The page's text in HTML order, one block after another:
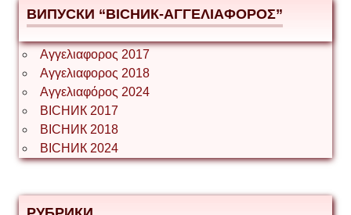
ВИПУСКИ “ВІСНИК-ΑΓΓΕΛΙΑΦΟΡΟΣ”
Αγγελιαφορος 2017
Αγγελιαφορος 2018
Αγγελιαφόρος 2024
ВІСНИК 2017
ВІСНИК 2018
ВІСНИК 2024